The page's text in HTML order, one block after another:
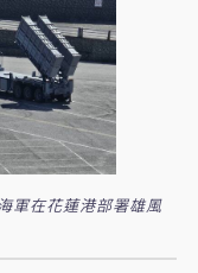
軍在花蓮港部署雄風